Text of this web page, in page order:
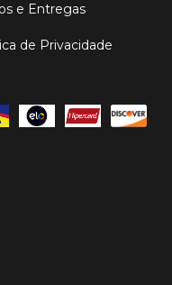
e Entregas
de Privacidade